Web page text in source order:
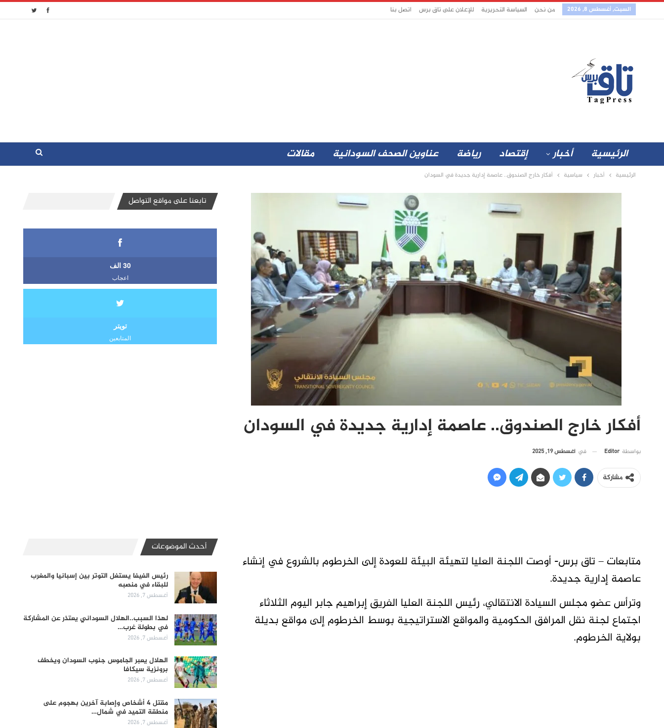
السبت, أغسطس 8, 2026 من نحن السياسة التحريرية للإعلان على تاق برس اتصل بنا
الرئيسية أخبار إقتصاد رياضة عناوين الصحف السودانية مقالات
الرئيسية أخبار سياسية أفكار خارج الصندوق.. عاصمة إدارية جديدة في السودان
أفكار خارج الصندوق.. عاصمة إدارية جديدة في السودان
بواسطة Editor في أغسطس 19, 2025
مشاركة
متابعات – تاق برس- أوصت اللجنة العليا لتهيئة البيئة للعودة إلى الخرطوم بالشروع في إنشاء
عاصمة إدارية جديدة.
وترأس عضو مجلس السيادة الانتقالي، رئيس اللجنة العليا الفريق إبراهيم جابر اليوم الثلاثاء
اجتماع لجنة نقل المرافق الحكومية والمواقع الاستراتيجية بوسط الخرطوم إلى مواقع بديلة
بولاية الخرطوم.
تابعنا على مواقع التواصل
30 الف
اعجاب
تويتر
المتابعين
أحدث الموضوعات
رئيس الفيفا يستغل التوتر بين إسبانيا والمغرب
للبقاء في منصبه
أغسطس 7, 2026
لهذا السبب..الهلال السوداني يعتذر عن المشاركة
في بطولة غرب…
أغسطس 7, 2026
الهلال يعبر الجاموس جنوب السودان ويخطف
برونزية سيكافا
أغسطس 7, 2026
مقتل 4 أشخاص وإصابة آخرين بهجوم على
منطقة التميد في شمال…
أغسطس 7, 2026